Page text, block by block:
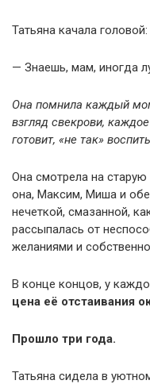
Татьяна качала головой:
— Знаешь, мам, иногда
Она помнила каждый
взгляд свекрови,
готовит, «не так»
Она смотрела на
она, Максим, Миша и
нечеткой, смазанной,
рассыпалась от
желаниями и
В конце концов, у
цена её отстаивания
Прошло три года.
Татьяна сидела в